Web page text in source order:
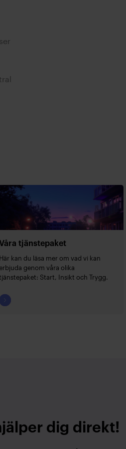
Våra tjänstepaket
Här kan du läsa mer om vad vi kan
genom våra olika
Start, Insikt och Trygg.
dig direkt!